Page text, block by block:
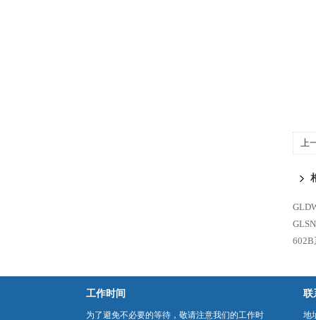
上
工作时间
为了避免不必要的等待，敬请注意我们的工作时
联
地